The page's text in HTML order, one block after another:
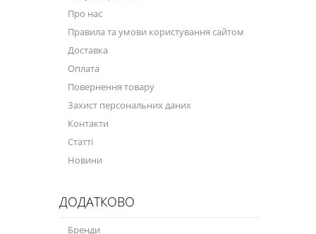
Промислова програма
Зимова програма
Про нас
Правила та умови користування сайтом
Доставка
Оплата
Повернення товару
Захист персональних даних
Контакти
Статті
Новини
ДОДАТКОВО
Бренди